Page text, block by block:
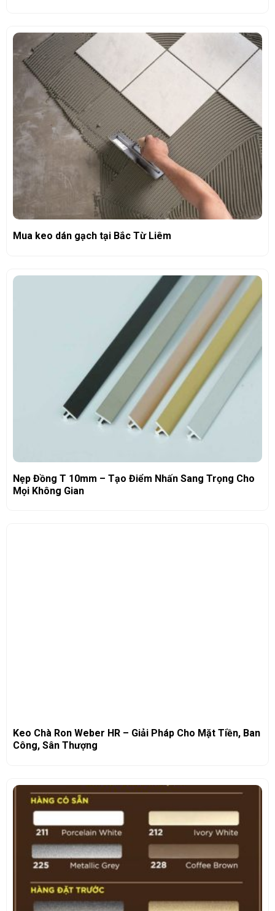
Mua keo dán gạch tại Bắc Từ Liêm
Nẹp Đồng T 10mm – Tạo Điểm Nhấn Sang Trọng Cho
Mọi Không Gian
Keo Chà Ron Weber HR – Giải Pháp Cho Mặt Tiền, Ban
Công, Sân Thượng